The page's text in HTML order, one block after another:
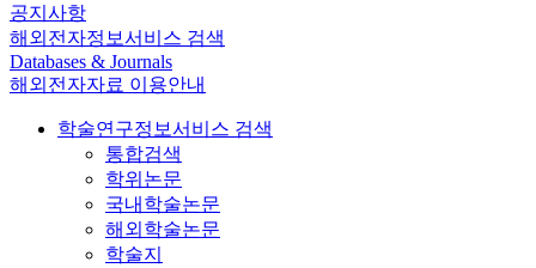
공지사항
해외전자정보서비스 검색
Databases & Journals
해외전자자료 이용안내
학술연구정보서비스 검색
통합검색
학위논문
국내학술논문
해외학술논문
학술지